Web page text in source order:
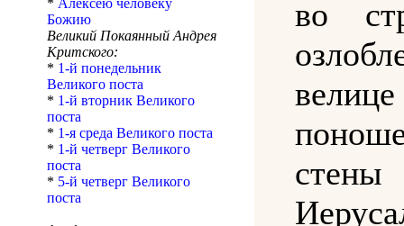
* Алексею человеку
Божию
Великий Покаянный Андрея
Критского:
* 1-й понедельник
Великого поста
* 1-й вторник Великого
поста
* 1-я среда Великого поста
* 1-й четверг Великого
поста
* 5-й четверг Великого
поста
во
стены